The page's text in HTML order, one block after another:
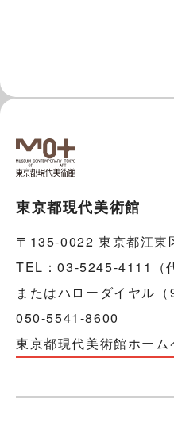
東京都現代美術館
〒135-0022 東京都江東
TEL：03-5245-4111（
またはハローダイヤル
050-5541-8600
東京都現代美術館ホーム